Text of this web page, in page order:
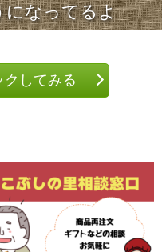
になってるよ
クしてみる